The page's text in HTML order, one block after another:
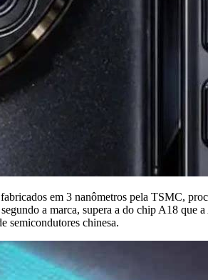
em 3 nanômetros pela TSMC,
a marca, supera a do chip A18 que
semicondutores chinesa.